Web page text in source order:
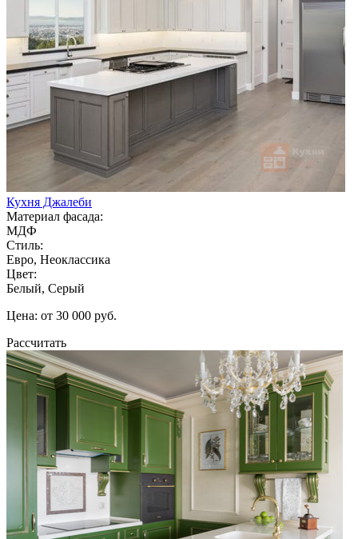
Кухня Джалеби
Материал фасада:
МДФ
Стиль:
Евро, Неоклассика
Цвет:
Белый, Серый
Цена: от 30 000 руб.
Рассчитать